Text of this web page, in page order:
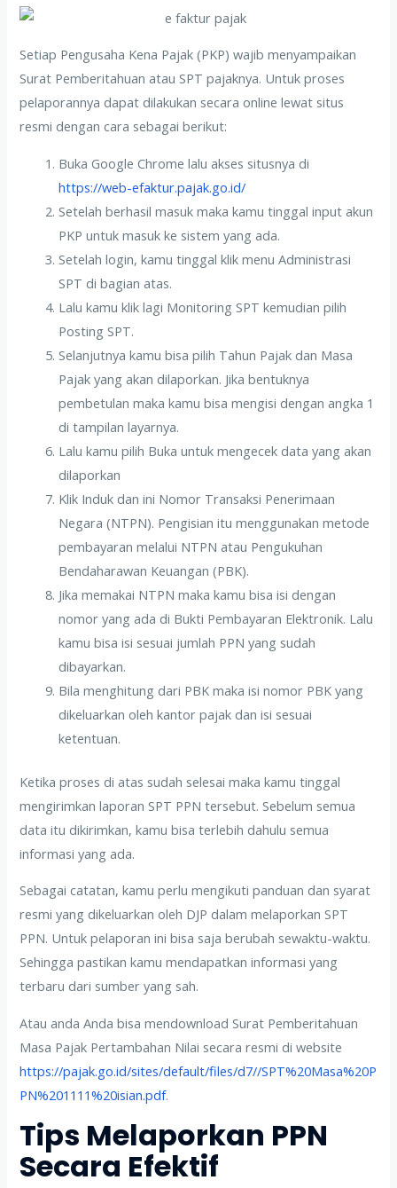
Setiap Pengusaha Kena Pajak (PKP) wajib menyampaikan
Surat Pemberitahuan atau SPT pajaknya. Untuk proses
pelaporannya dapat dilakukan secara online lewat situs
resmi dengan cara sebagai berikut:
Buka Google Chrome lalu akses situsnya di
https://web-efaktur.pajak.go.id/
Setelah berhasil masuk maka kamu tinggal input akun
PKP untuk masuk ke sistem yang ada.
Setelah login, kamu tinggal klik menu Administrasi
SPT di bagian atas.
Lalu kamu klik lagi Monitoring SPT kemudian pilih
Posting SPT.
Selanjutnya kamu bisa pilih Tahun Pajak dan Masa
Pajak yang akan dilaporkan. Jika bentuknya
pembetulan maka kamu bisa mengisi dengan angka 1
di tampilan layarnya.
Lalu kamu pilih Buka untuk mengecek data yang akan
dilaporkan
Klik Induk dan ini Nomor Transaksi Penerimaan
Negara (NTPN). Pengisian itu menggunakan metode
pembayaran melalui NTPN atau Pengukuhan
Bendaharawan Keuangan (PBK).
Jika memakai NTPN maka kamu bisa isi dengan
nomor yang ada di Bukti Pembayaran Elektronik. Lalu
kamu bisa isi sesuai jumlah PPN yang sudah
dibayarkan.
Bila menghitung dari PBK maka isi nomor PBK yang
dikeluarkan oleh kantor pajak dan isi sesuai
ketentuan.
Ketika proses di atas sudah selesai maka kamu tinggal
mengirimkan laporan SPT PPN tersebut. Sebelum semua
data itu dikirimkan, kamu bisa terlebih dahulu semua
informasi yang ada.
Sebagai catatan, kamu perlu mengikuti panduan dan syarat
resmi yang dikeluarkan oleh DJP dalam melaporkan SPT
PPN. Untuk pelaporan ini bisa saja berubah sewaktu-waktu.
Sehingga pastikan kamu mendapatkan informasi yang
terbaru dari sumber yang sah.
Atau anda Anda bisa mendownload Surat Pemberitahuan
Masa Pajak Pertambahan Nilai secara resmi di website
https://pajak.go.id/sites/default/files/d7//SPT%20Masa%20P
PN%201111%20isian.pdf.
Tips Melaporkan PPN
Secara Efektif